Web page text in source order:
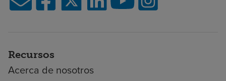
Recursos
Acerca de nosotros